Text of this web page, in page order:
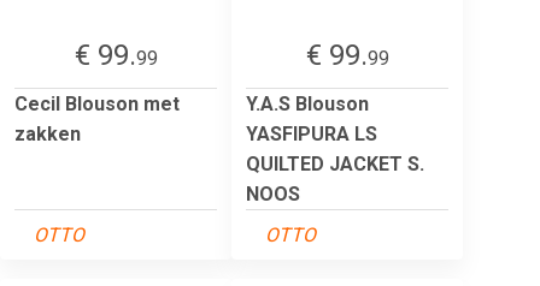
€ 99.99
Cecil Blouson met
zakken
OTTO
€ 99.99
Y.A.S Blouson
YASFIPURA LS
QUILTED JACKET S.
NOOS
OTTO